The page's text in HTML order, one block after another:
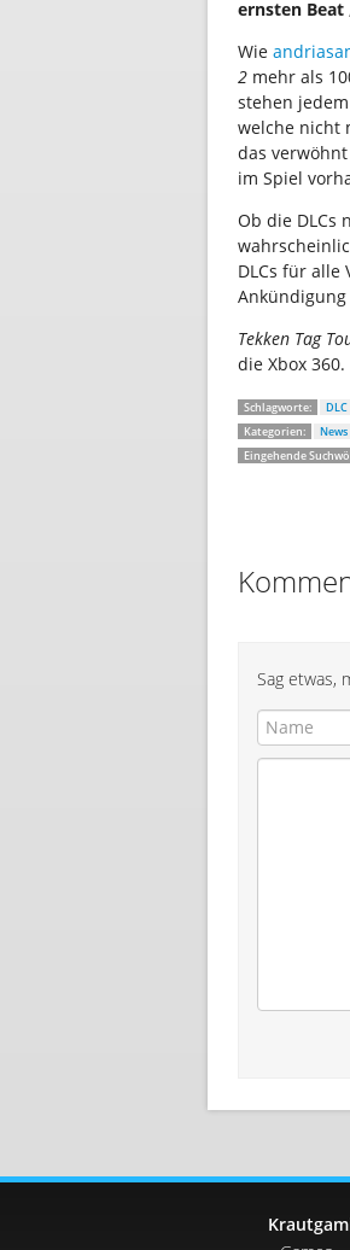
ernsten Beat
Wie
2 mehr als
stehen
welche nicht
das
im Spiel
Ob die DLCs
DLCs für alle
Tekken Tag
die Xbox 360.
Schlagworte: DLC
Kategorien:
News
Eingehende
Sag etwas,